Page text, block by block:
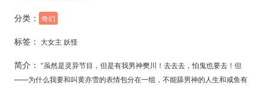
分类： 奇幻
标签： 大女主 妖怪
简介： “虽然是灵异节目，但是有我男神樊川！去去去，怕鬼也要去！但
——为什么我要和叫黄亦雪的表情包分在一组，不能舔男神的人生和咸鱼有